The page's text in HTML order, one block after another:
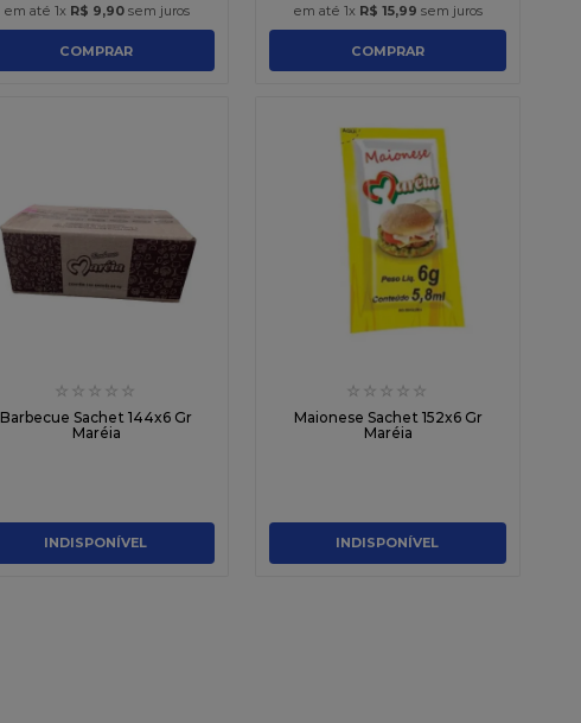
em até 1x R$ 9,90sem juros
COMPRAR
em até 1x R$ 15,99 sem juros
COMPRAR
☆ ☆ ☆ ☆ ☆
Barbecue Sachet 144x6 Gr
Maréia
INDISPONÍVEL
☆ ☆ ☆ ☆ ☆
Maionese Sachet 152x6 Gr
Maréia
INDISPONÍVEL